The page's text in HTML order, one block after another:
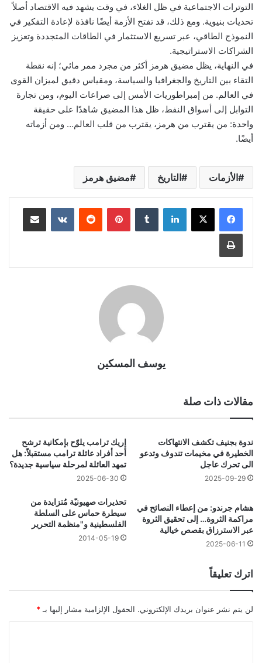
التوترات الاجتماعية في ظل الغلاء، في وقت يشهد فيه الاقتصاد أصلاً
تحديات بنيوية. ومع ذلك، قد تفتح الأزمة أيضًا نافذة لإعادة التفكير في
النموذج الطاقي، عبر تسريع الاستثمار في الطاقات المتجددة وتعزيز
الشراكات الاستراتيجية.
في النهاية، يظل مضيق هرمز أكثر من مجرد ممر مائي؛ إنه نقطة
التقاء بين التاريخ والجغرافيا والسياسة، ومقياس دقيق لميزان القوى
في العالم. من إمبراطوريات الأمس إلى صراعات اليوم، ومن تجارة
التوابل إلى أسواق النفط، ظل هذا المضيق شاهدًا على حقيقة
واحدة: من يقترب من هرمز، يقترب من قلب العالم… ومن أزماته
أيضًا.
الأزمات التاريخ مضيق هرمز
لينكدإن بينتيريست مشاركة عبر البريد
طباعة
يوسف المسكين
مقالات ذات صلة
ندوة بجنيف تكشف الانتهاكات
الخطيرة في مخيمات تندوف وتدعو
الى تحرك عاجل
2025-09-29
إريك ترامب يلوّح بإمكانية ترشح
أحد أفراد عائلة ترامب مستقبلاً: هل
تمهد العائلة لمرحلة سياسية جديدة؟
2025-06-30
هشام جرندو: من إعطاء النصائح في
مراكمة الثروة… إلى تحقيق الثروة
عبر الاسترزاق بقصص خيالية
2025-06-11
تحذيرات صهيونيّة مُتزايدة من
سيطرة حماس على السلطة
الفلسطينية و"منظمة التحرير
2014-05-19
اترك تعليقاً
لن يتم نشر عنوان بريدك الإلكتروني. الحقول الإلزامية مشار إليها بـ *